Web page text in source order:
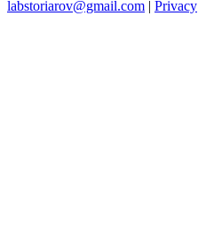
labstoriarov@gmail.com | Privacy